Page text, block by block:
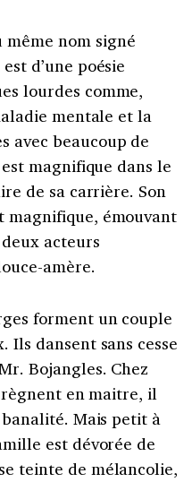
même nom signé
d’une poésie
lourdes comme,
mentale et la
avec beaucoup de
magnifique dans le
de sa carrière. Son
magnifique, émouvant
acteurs
amère.
forment un couple
Ils dansent sans cesse
Bojangles. Chez
en maitre, il
Mais petit à
est dévorée de
teinte de mélancolie,